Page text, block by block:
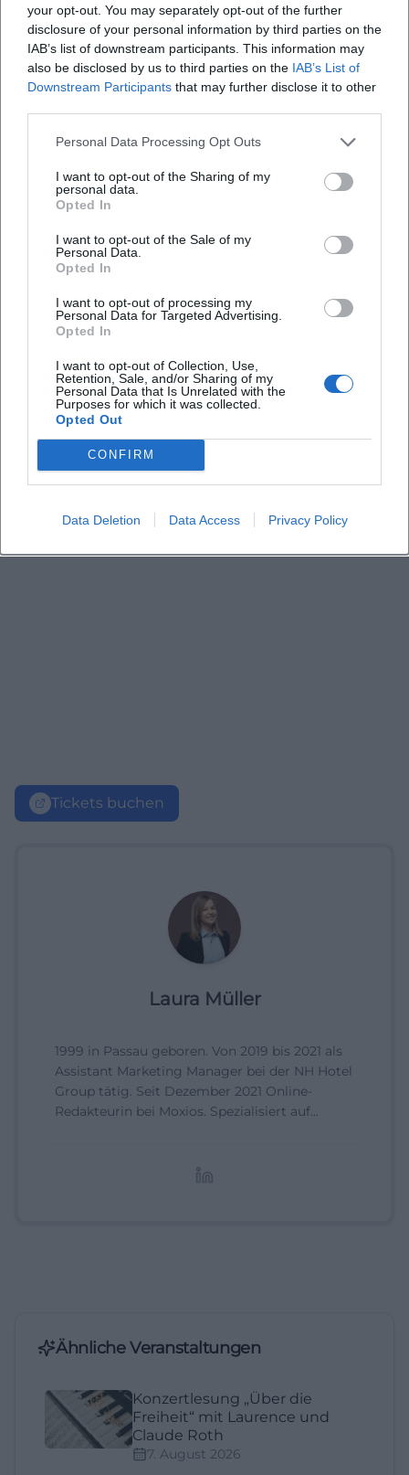
your opt-out. You may separately opt-out of the further
disclosure of your personal information by third parties on the
IAB’s list of downstream participants. This information may
also be disclosed by us to third parties on the IAB’s List of
Downstream Participants that may further disclose it to other
Personal Data Processing Opt Outs
I want to opt-out of the Sharing of my
personal data.
Opted In
I want to opt-out of the Sale of my
Personal Data.
Opted In
I want to opt-out of processing my
Personal Data for Targeted Advertising.
Opted In
I want to opt-out of Collection, Use,
Retention, Sale, and/or Sharing of my
Personal Data that Is Unrelated with the
Purposes for which it was collected.
Opted Out
CONFIRM
Data Deletion Data Access Privacy Policy
Wann beginnt das Konzert?
Wo ist der Max-Reger-Park?
Was kann ich beim Konzert erwarten?
Kostet der Eintritt etwas?
Gibt es Hinweise zur Barrierefreiheit?
Was passiert bei schlechtem Wetter?
Tickets buchen
Laura Müller
1999 in Passau geboren. Von 2019 bis 2021 als
Assistant Marketing Manager bei der NH Hotel
Group tätig. Seit Dezember 2021 Online-
Redakteurin bei Moxios. Spezialisiert auf
Ähnliche Veranstaltungen
Konzertlesung „Über die
Freiheit“ mit Laurence und
Claude Roth
7. August 2026